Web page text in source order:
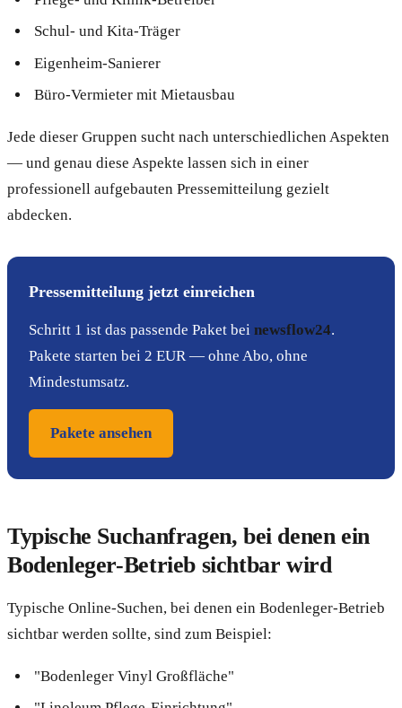
Schul- und Kita-Träger
Eigenheim-Sanierer
Büro-Vermieter mit Mietausbau
Jede dieser Gruppen sucht nach unterschiedlichen Aspekten
— und genau diese Aspekte lassen sich in einer
professionell aufgebauten Pressemitteilung gezielt
abdecken.
Pressemitteilung jetzt einreichen
Schritt 1 ist das passende Paket bei newsflow24.
Pakete starten bei 2 EUR — ohne Abo, ohne
Mindestumsatz.
Pakete ansehen
Typische Suchanfragen, bei denen ein
Bodenleger-Betrieb sichtbar wird
Typische Online-Suchen, bei denen ein Bodenleger-Betrieb
sichtbar werden sollte, sind zum Beispiel:
"Bodenleger Vinyl Großfläche"